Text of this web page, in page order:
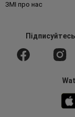
ЗМІ про нас
Підписуйтесь